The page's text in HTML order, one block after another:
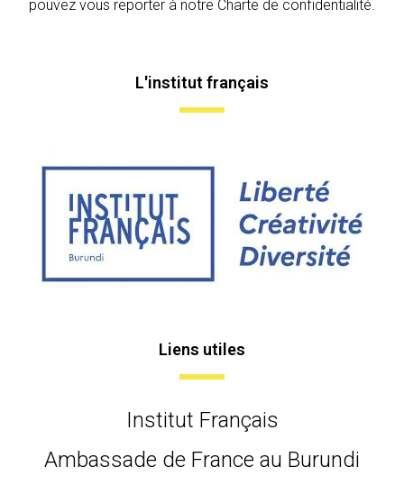
pouvez vous reporter à notre Charte de confidentialité.
L'institut français
Liens utiles
Institut Français
Ambassade de France au Burundi